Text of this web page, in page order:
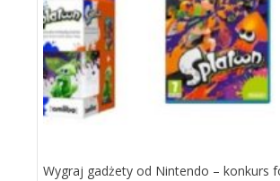
Wygraj gadżety od Nintendo – konkurs